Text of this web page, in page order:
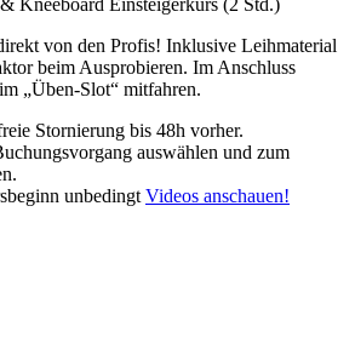
Kneeboard Einsteigerkurs (2 Std.)
von den Profis! Inklusive Leihmaterial
beim Ausprobieren. Im Anschluss
„Üben-Slot“ mitfahren.
Stornierung bis 48h vorher.
auswählen und zum
unbedingt Videos anschauen!